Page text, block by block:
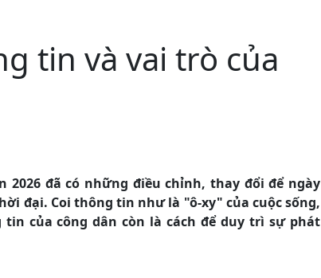
tin và vai trò của
2026 đã có những điều chỉnh, thay đổi để ngày
đại. Coi thông tin như là "ô-xy" của cuộc sống,
của công dân còn là cách để duy trì sự phát